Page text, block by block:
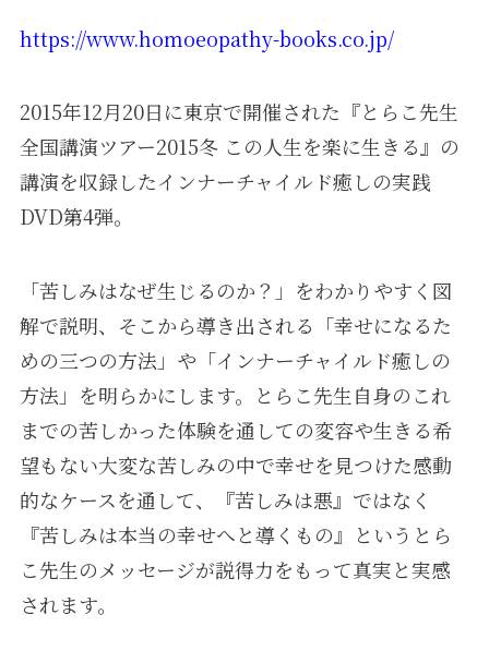
https://www.homoeopathy-books.co.jp/
2015年12月20日に東京で開催された『とらこ先生
全国講演ツアー2015冬 この人生を楽に生きる』の
講演を収録したインナーチャイルド癒しの実践
DVD第4弾。
「苦しみはなぜ生じるのか？」をわかりやすく図
解で説明、そこから導き出される「幸せになるた
めの三つの方法」や「インナーチャイルド癒しの
方法」を明らかにします。とらこ先生自身のこれ
までの苦しかった体験を通しての変容や生きる希
望もない大変な苦しみの中で幸せを見つけた感動
的なケースを通して、『苦しみは悪』ではなく
『苦しみは本当の幸せへと導くもの』というとら
こ先生のメッセージが説得力をもって真実と実感
されます。